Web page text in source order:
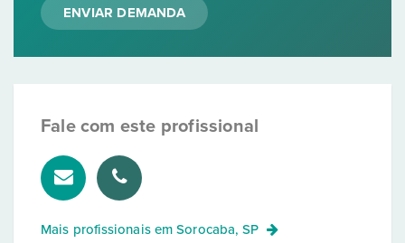
ENVIAR DEMANDA
Fale com este profissional
Mais profissionais emSorocaba, SP